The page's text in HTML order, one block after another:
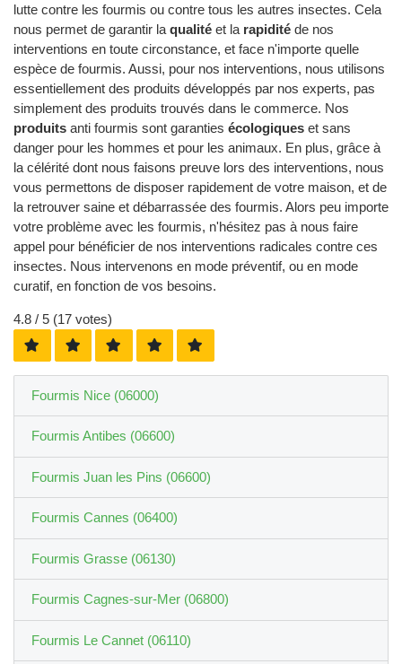
lutte contre les fourmis ou contre tous les autres insectes. Cela
nous permet de garantir la qualité et la rapidité de nos
interventions en toute circonstance, et face n'importe quelle
espèce de fourmis. Aussi, pour nos interventions, nous utilisons
essentiellement des produits développés par nos experts, pas
simplement des produits trouvés dans le commerce. Nos
produits anti fourmis sont garanties écologiques et sans
danger pour les hommes et pour les animaux. En plus, grâce à
la célérité dont nous faisons preuve lors des interventions, nous
vous permettons de disposer rapidement de votre maison, et de
la retrouver saine et débarrassée des fourmis. Alors peu importe
votre problème avec les fourmis, n'hésitez pas à nous faire
appel pour bénéficier de nos interventions radicales contre ces
insectes. Nous intervenons en mode préventif, ou en mode
curatif, en fonction de vos besoins.
4.8 / 5 (17 votes)
Fourmis Nice (06000)
Fourmis Antibes (06600)
Fourmis Juan les Pins (06600)
Fourmis Cannes (06400)
Fourmis Grasse (06130)
Fourmis Cagnes-sur-Mer (06800)
Fourmis Le Cannet (06110)